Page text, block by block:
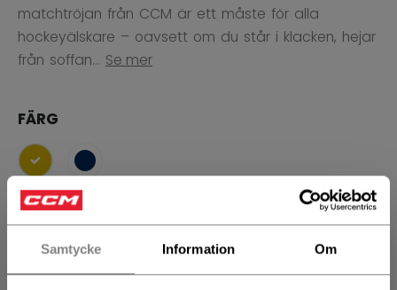
Samtycke Information Om
matchtröjan från CCM är ett måste för alla
hockeyälskare – oavsett om du står i klacken, hejar
från soffan... Se mer
FÄRG
selected
STORLEK STORLEKSGUIDE